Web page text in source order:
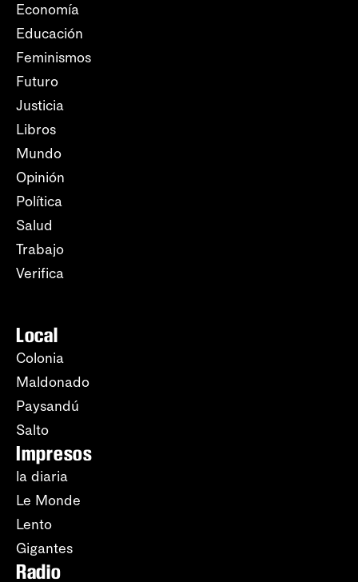
Economía
Educación
Feminismos
Futuro
Justicia
Libros
Mundo
Opinión
Política
Salud
Trabajo
Verifica
Local
Colonia
Maldonado
Paysandú
Salto
Impresos
la diaria
Le Monde
Lento
Gigantes
Radio